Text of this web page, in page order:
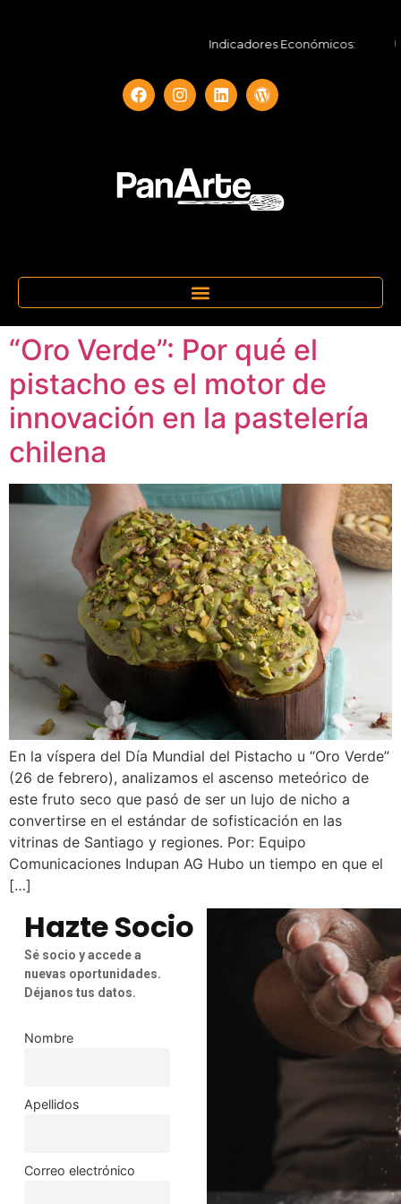
Indicadores Económicos:
“Oro Verde”: Por qué el
pistacho es el motor de
innovación en la pastelería
chilena
En la víspera del Día Mundial del Pistacho u “Oro Verde”
(26 de febrero), analizamos el ascenso meteórico de
este fruto seco que pasó de ser un lujo de nicho a
convertirse en el estándar de sofisticación en las
vitrinas de Santiago y regiones. Por: Equipo
Comunicaciones Indupan AG Hubo un tiempo en que el
[…]
Hazte Socio
Sé socio y accede a
nuevas oportunidades.
Déjanos tus datos.
Nombre
Apellidos
Correo electrónico